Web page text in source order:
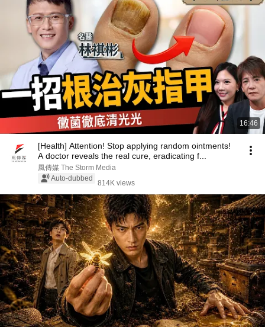
16:46
[Health] Attention! Stop applying random ointments!
A doctor reveals the real cure, eradicating f...
風傳媒 The Storm Media
Auto-dubbed
814K views